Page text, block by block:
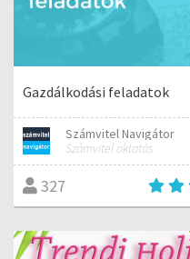
Gazdálkodási feladatok
Számvitel Navigátor
Számvitel oktatás
327